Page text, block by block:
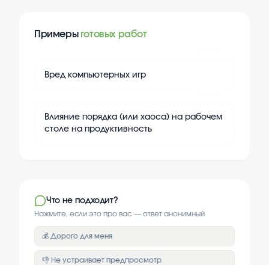
Примеры готовых работ
Вред компьютерных игр
Влияние порядка (или хаоса) на рабочем
столе на продуктивность
Что не подходит?
Нажмите, если это про вас — ответ анонимный
💰 Дорого для меня
👎 Не устраивает предпросмотр